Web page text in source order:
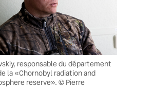
responsable du département
la «Chornobyl radiation and
reserve». © Pierre